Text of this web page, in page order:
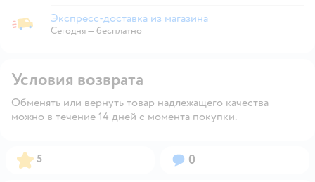
Экспресс-доставка из магазина
Экспресс-доставка из магазина
Сегодня—бесплатно
Условия возврата
Обменять или вернуть товар надлежащего качества
можно в течение 14 дней с момента покупки.
Рейтинг:
5 Вопросов:
0